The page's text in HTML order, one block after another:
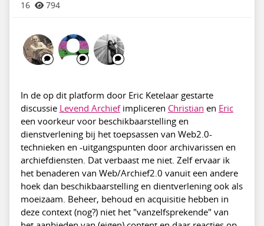
16
794
In de op dit platform door Eric Ketelaar gestarte
discussie Levend Archiefimpliceren Christian en Eric
een voorkeur voor beschikbaarstelling en
dienstverlening bij het toepsassen van Web2.0-
technieken en -uitgangspunten door archivarissen en
archiefdiensten. Dat verbaast me niet. Zelf ervaar ik
het benaderen van Web/Archief2.0 vanuit een andere
hoek dan beschikbaarstelling en dientverlening ook als
moeizaam. Beheer, behoud en acquisitie hebben in
deze context (nog?) niet het "vanzelfsprekende" van